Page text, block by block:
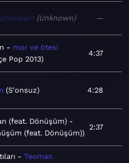
Unknown Unknown —
mor ve ötesi
Pop 2013
4:37
S'onsuz 4:28
(feat. Dönüşüm)
(feat. Dönüşüm)
2:37
Teoman